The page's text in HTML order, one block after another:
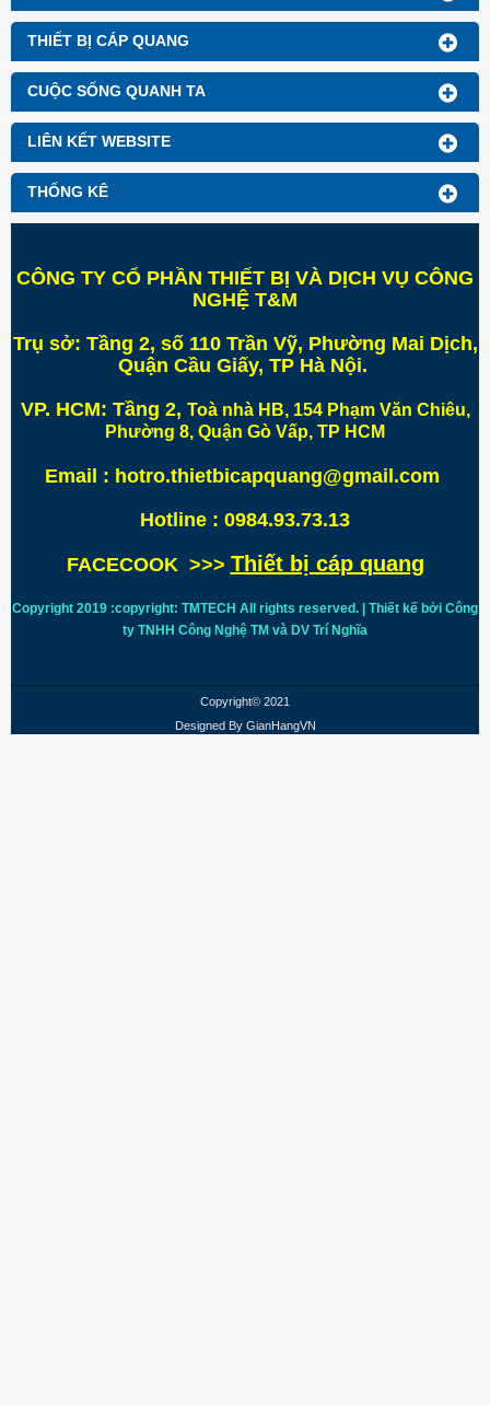
THIẾT BỊ CÁP QUANG
CUỘC SỐNG QUANH TA
LIÊN KẾT WEBSITE
THỐNG KÊ
CÔNG TY CỔ PHẦN THIẾT BỊ VÀ DỊCH VỤ CÔNG
NGHỆ T&M
Trụ sở: Tầng 2, số 110 Trần Vỹ, Phường Mai Dịch,
Quận Cầu Giấy, TP Hà Nội.
VP. HCM: Tầng 2, Toà nhà HB, 154 Phạm Văn Chiêu,
Phường 8, Quận Gò Vấp, TP HCM
Email : hotro.thietbicapquang@gmail.com
Hotline : 0984.93.73.13
FACECOOK >>> Thiết bị cáp quang
Copyright 2019 :copyright: TMTECH All rights reserved. | Thiết kế bởi Công
ty TNHH Công Nghệ TM và DV Trí Nghĩa
Copyright© 2021
Designed By GianHangVN